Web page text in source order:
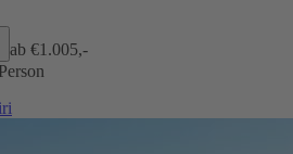
ab €1.005,-